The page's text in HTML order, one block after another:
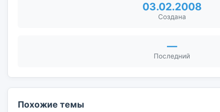
03.02.2008
Создана
—
Последний
Похожие темы